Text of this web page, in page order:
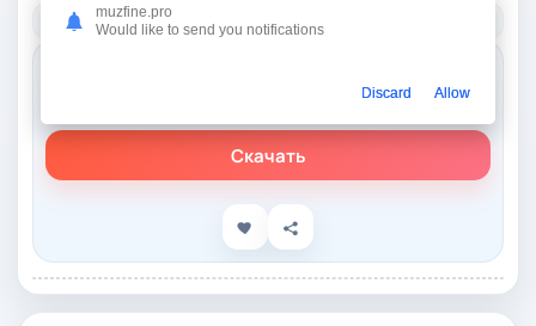
Жанр:
Скачать
muzfine.pro
Would like to send you notifications
Discard Allow